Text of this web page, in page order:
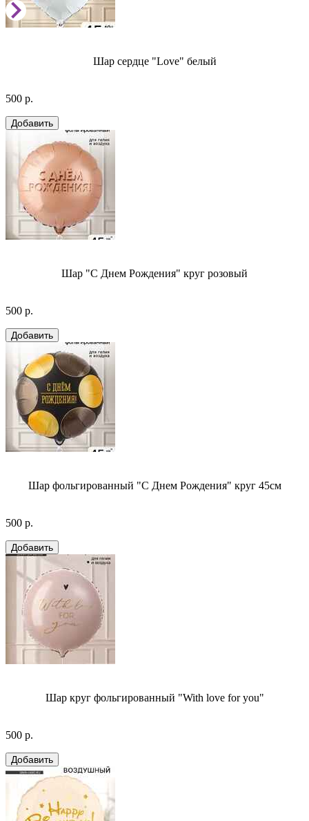
Шар сердце "Love" белый
500 р.
Шар "С Днем Рождения" круг розовый
500 р.
Шар фольгированный "С Днем Рождения" круг 45см
500 р.
Шар круг фольгированный "With love for you"
500 р.